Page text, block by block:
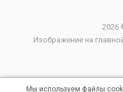
2026
Изображение на
Мы используем файлы